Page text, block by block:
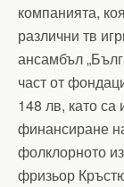
компанията,
различни тв
ансамбъл
част от
148 лв, като са
финансиране
фолклорното
фризьор